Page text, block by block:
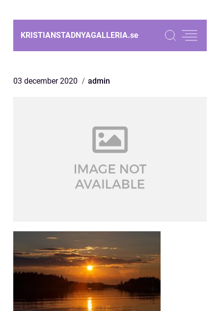
KRISTIANSTADNYAGALLERIA.se
03 december 2020 admin